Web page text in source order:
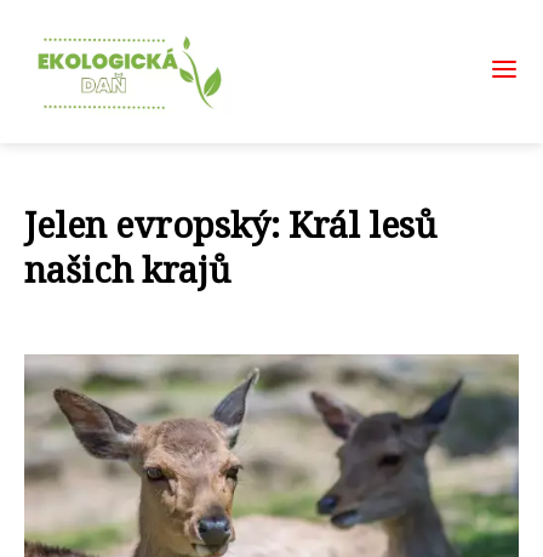
Jelen evropský: Král lesů
našich krajů